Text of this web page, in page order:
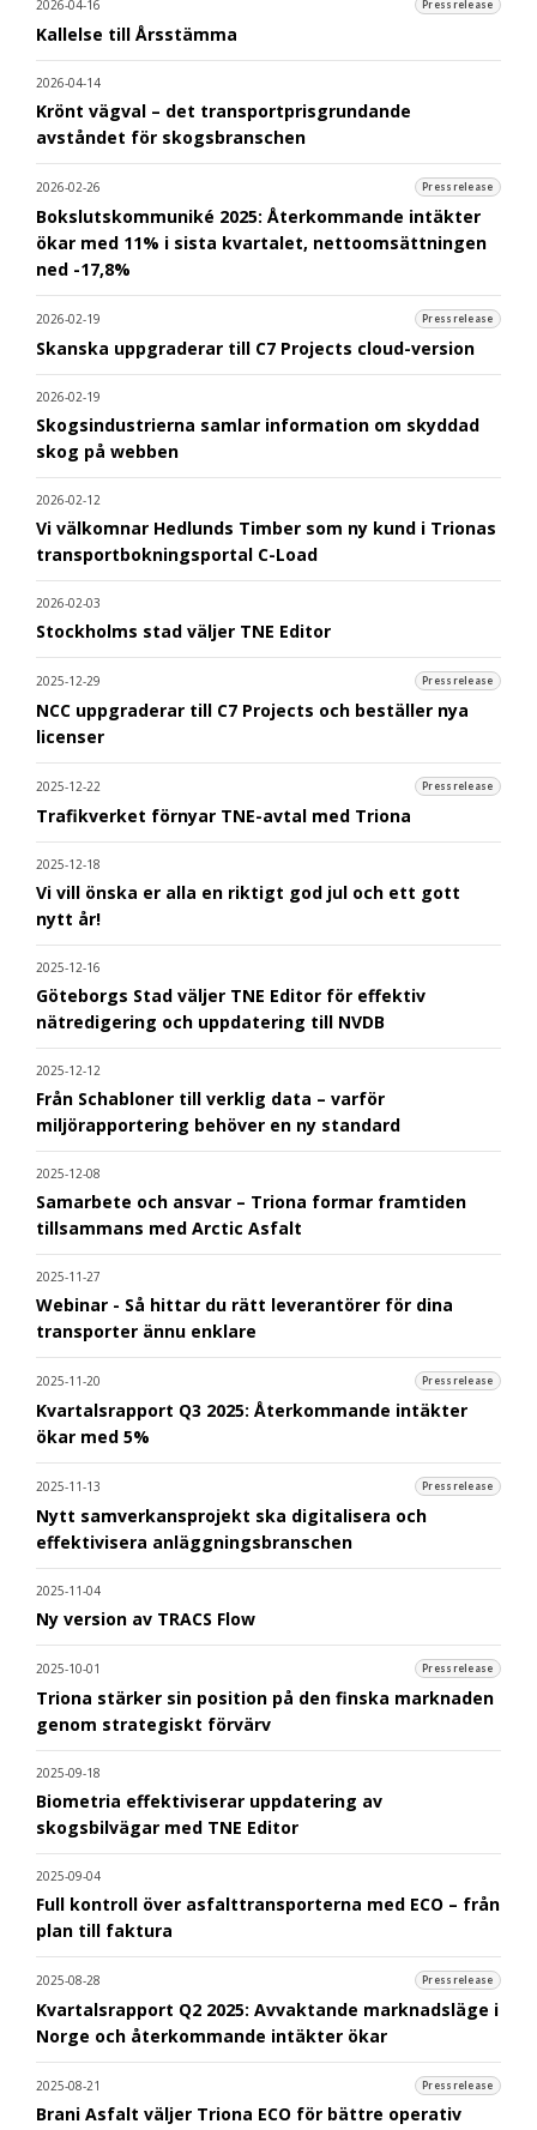
2026-04-16 Pressrelease
Kallelse till Årsstämma
2026-04-14
Krönt vägval – det transportprisgrundande
avståndet för skogsbranschen
2026-02-26 Pressrelease
Bokslutskommuniké 2025: Återkommande intäkter
ökar med 11% i sista kvartalet, nettoomsättningen
ned -17,8%
2026-02-19 Pressrelease
Skanska uppgraderar till C7 Projects cloud-version
2026-02-19
Skogsindustrierna samlar information om skyddad
skog på webben
2026-02-12
Vi välkomnar Hedlunds Timber som ny kund i Trionas
transportbokningsportal C-Load
2026-02-03
Stockholms stad väljer TNE Editor
2025-12-29 Pressrelease
NCC uppgraderar till C7 Projects och beställer nya
licenser
2025-12-22 Pressrelease
Trafikverket förnyar TNE-avtal med Triona
2025-12-18
Vi vill önska er alla en riktigt god jul och ett gott
nytt år!
2025-12-16
Göteborgs Stad väljer TNE Editor för effektiv
nätredigering och uppdatering till NVDB
2025-12-12
Från Schabloner till verklig data – varför
miljörapportering behöver en ny standard
2025-12-08
Samarbete och ansvar – Triona formar framtiden
tillsammans med Arctic Asfalt
2025-11-27
Webinar - Så hittar du rätt leverantörer för dina
transporter ännu enklare
2025-11-20 Pressrelease
Kvartalsrapport Q3 2025: Återkommande intäkter
ökar med 5%
2025-11-13 Pressrelease
Nytt samverkansprojekt ska digitalisera och
effektivisera anläggningsbranschen
2025-11-04
Ny version av TRACS Flow
2025-10-01 Pressrelease
Triona stärker sin position på den finska marknaden
genom strategiskt förvärv
2025-09-18
Biometria effektiviserar uppdatering av
skogsbilvägar med TNE Editor
2025-09-04
Full kontroll över asfalttransporterna med ECO – från
plan till faktura
2025-08-28 Pressrelease
Kvartalsrapport Q2 2025: Avvaktande marknadsläge i
Norge och återkommande intäkter ökar
2025-08-21 Pressrelease
Brani Asfalt väljer Triona ECO för bättre operativ